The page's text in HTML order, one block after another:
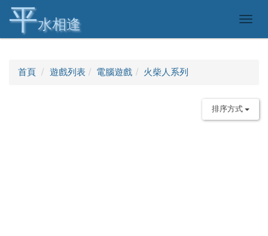
平水相逢
首頁 遊戲列表 電腦遊戲 火柴人系列
排序方式